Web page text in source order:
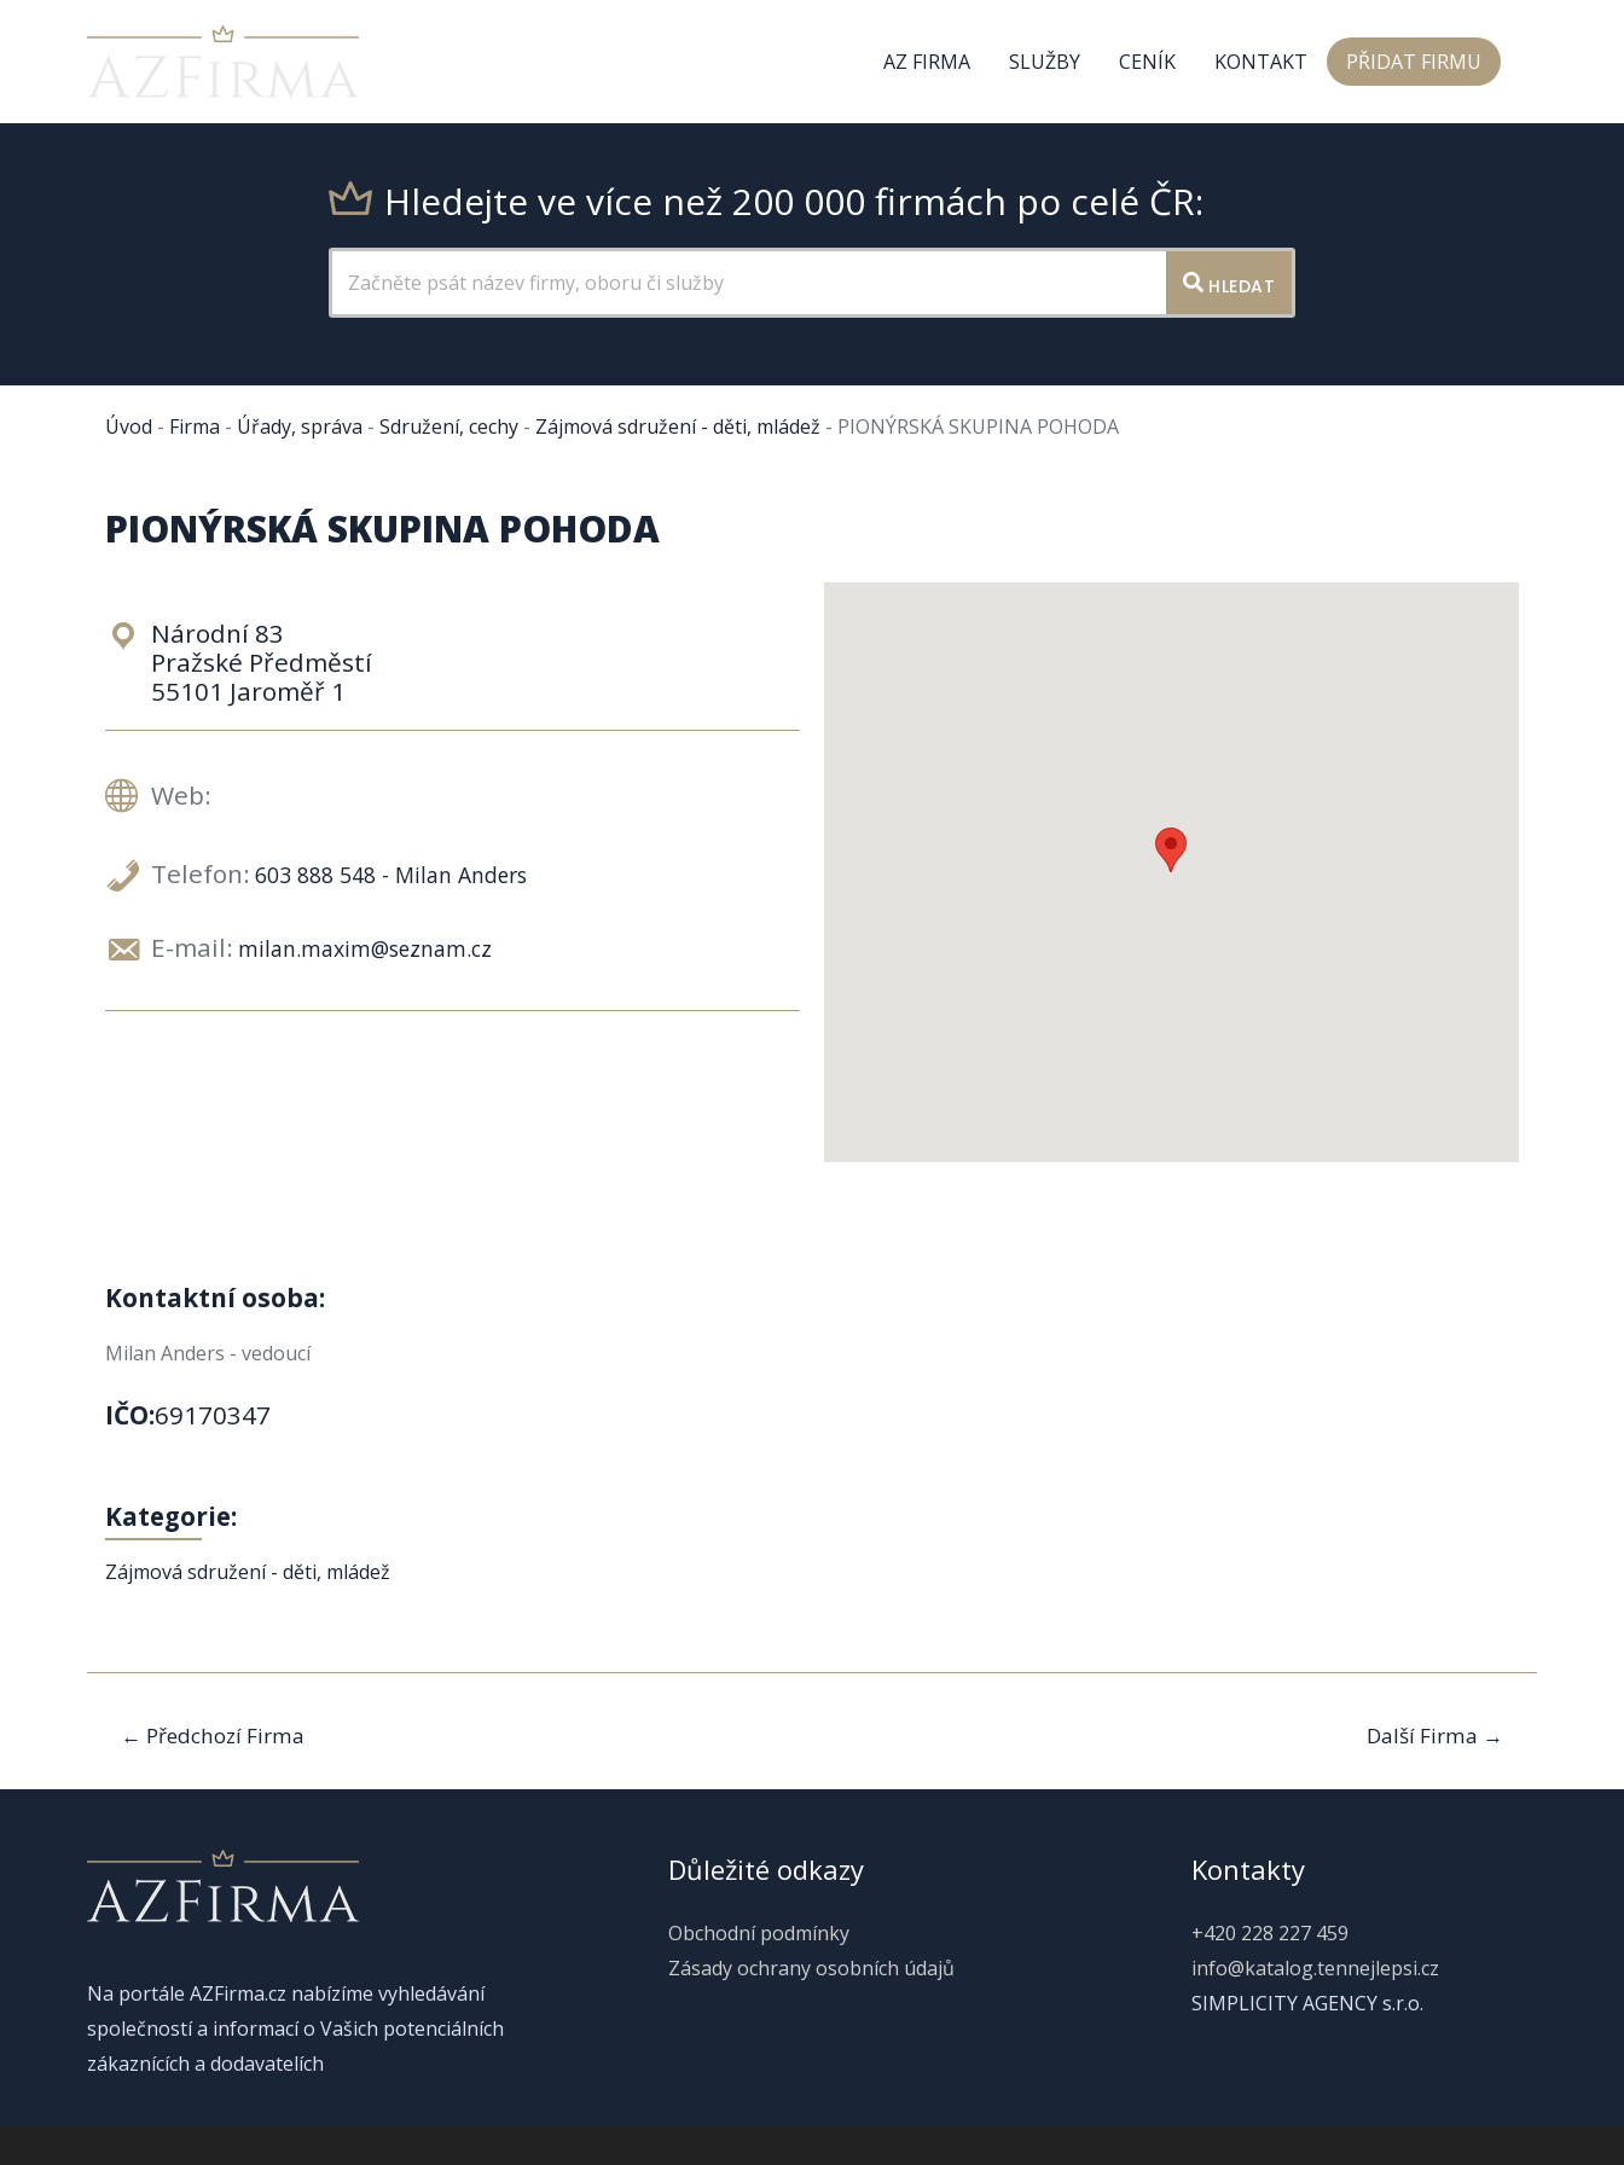
AZ FIRMA SLUŽBY CENÍK KONTAKT PŘIDAT FIRMU
Hledejte ve více než 200 000 firmách po celé ČR:
HLEDAT
Úvod - Firma - Úřady, správa - Sdružení, cechy - Zájmová sdružení - děti, mládež - PIONÝRSKÁ SKUPINA POHODA
PIONÝRSKÁ SKUPINA POHODA
Národní 83
Pražské Předměstí
55101 Jaroměř 1
Web:
Telefon: 603 888 548 - Milan Anders
E-mail: milan.maxim@seznam.cz
Kontaktní osoba:
Milan Anders - vedoucí
IČO:69170347
Kategorie:
Zájmová sdružení - děti, mládež
Navigace
pro
příspěvek
← Předchozí Firma Další Firma →
Na portále AZFirma.cz nabízíme vyhledávání
společností a informací o Vašich potenciálních
zákaznících a dodavatelích
Důležité odkazy
Obchodní podmínky
Zásady ochrany osobních údajů
Kontakty
+420 228 227 459
info@katalog.tennejlepsi.cz
SIMPLICITY AGENCY s.r.o.